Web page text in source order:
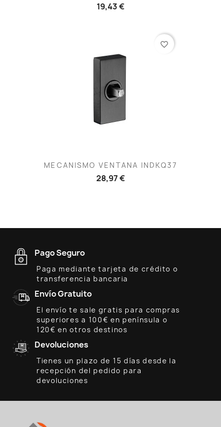
19,43 €
MECANISMO VENTANA INDKQ37
28,97 €
favorite_border
Pago Seguro
Paga mediante tarjeta de crédito o
transferencia bancaria
Envío Gratuito
El envío te sale gratis para compras
superiores a 100€ en península o
120€ en otros destinos
Devoluciones
Tienes un plazo de 15 días desde la
recepción del pedido para
devoluciones